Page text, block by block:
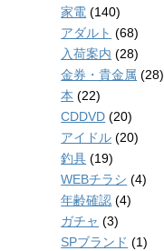
家電 (140)
アダルト (68)
入荷案内 (28)
金券・貴金属 (28)
本 (22)
CDDVD (20)
アイドル (20)
釣具 (19)
WEBチラシ (4)
年齢確認 (4)
ガチャ (3)
SPブランド (1)